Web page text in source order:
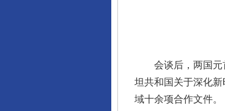
会谈后，两国元首
坦共和国关于深化
域十余项合作文件。